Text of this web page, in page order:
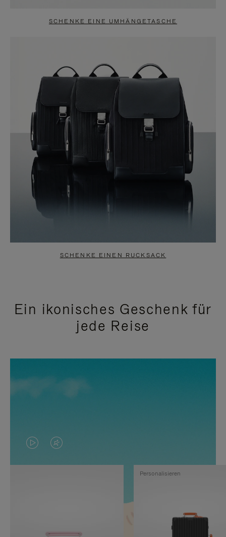
SCHENKE EINE UMHÄNGETASCHE
SCHENKE EINEN RUCKSACK
Ein ikonisches Geschenk für
jede Reise
DAS
VIDEO
VIDEO
IST
Personalisieren